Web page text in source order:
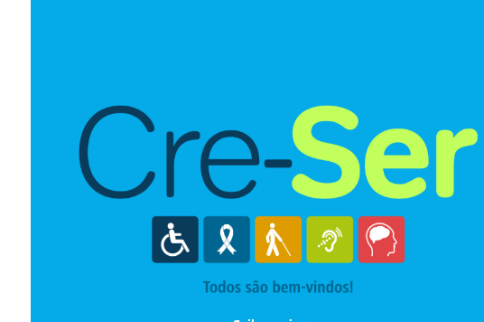
O programa Cre-Ser tem por princípio a inclusão e valorização das
pessoas, proporcionando a formação e qualificação das Pessoas
com Deficiência para a inserção destes profissionais em diversas
áreas da Callink.
Todos são essenciais. A formação tem duração de 6 meses,
podendo variar de acordo com a necessidade de desenvolvimento
de cada um. Aqui cuidamos de nossos colaboradores.
É PCD? Entre em contato conosco, e participe do Cre-ser!